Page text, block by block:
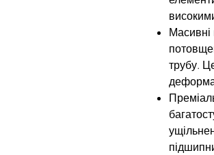
Масивні
трубу.